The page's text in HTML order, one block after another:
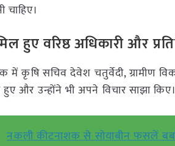
चाहिए।
हुए वरिष्ठ अधिकारी और
कृषि सचिव देवेश चतुर्वेदी, ग्रामीण
हुए और उन्होंने भी अपने विचार साझा किए।
नकली कीटनाशक से सोयाबीन फसलें